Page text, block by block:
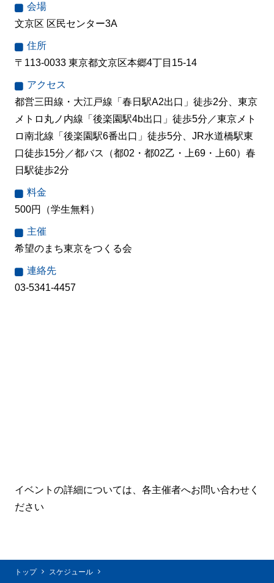
会場
文京区 区民センター3A
住所
〒113-0033 東京都文京区本郷4丁目15-14
アクセス
都営三田線・大江戸線「春日駅A2出口」徒歩2分、東京
メトロ丸ノ内線「後楽園駅4b出口」徒歩5分／東京メト
ロ南北線「後楽園駅6番出口」徒歩5分、JR水道橋駅東
口徒歩15分／都バス（都02・都02乙・上69・上60）春
日駅徒歩2分
料金
500円（学生無料）
主催
希望のまち東京をつくる会
連絡先
03-5341-4457
イベントの詳細については、各主催者へお問い合わせく
ださい
トップ
スケジュール